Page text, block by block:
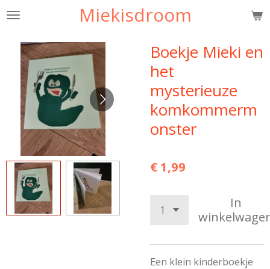
Ga
naar
hoofdinhoud
Miekisdroom
Boekje Mieki en
het
mysterieuze
komkommerm
onster
€ 1,99
In
Een klein kinderboekje